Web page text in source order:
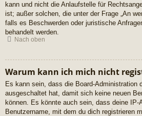
kann und nicht die Anlaufstelle für
ist; außer solchen, die unter der Frage „An
falls es Beschwerden oder juristische
behandelt werden.
Nach oben
Warum kann ich mich nicht
Es kann sein, dass die Board-Administration
ausgeschaltet hat, damit sich keine neuen
können. Es könnte auch sein, dass deine IP-
Benutzername, mit dem du dich registrieren